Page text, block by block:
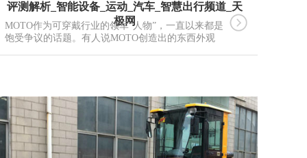
评测解析_智能设备_运动_汽车_智慧出行频道_天
极网
MOTO作为可穿戴行业的领军“人物”，一直以来都是
饱受争议的话题。有人说MOTO创造出的东西外观